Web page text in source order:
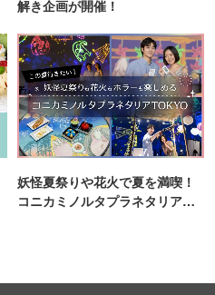
解き企画が開催！
妖怪夏祭りや花火で夏を満喫！
コニカミノルタプラネタリア